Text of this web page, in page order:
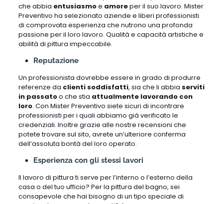
che abbia entusiasmoe amoreper il suo lavoro. Mister
Preventivo ha selezionato aziende e liberi professionisti
di comprovata esperienza che nutrono una profonda
passione per il loro lavoro. Qualità e capacità artistiche e
abilità di pittura impeccabile.
Reputazione
Un professionista dovrebbe essere in grado di produrre
referenze da clienti soddisfatti, sia che li abbia serviti
in passatoo che stia attualmente lavorando con
loro. Con Mister Preventivo siete sicuri di incontrare
professionisti per i quali abbiamo già verificato le
credenziali. Inoltre grazie alle nostre recensioni che
potete trovare sul sito, avrete un’ulteriore conferma
dell’assoluta bontà del loro operato.
Esperienza con gli stessi lavori
Il lavoro di pittura ti serve per l’interno o l’esterno della
casa o del tuo ufficio? Per la pittura del bagno, sei
consapevole che hai bisogno di un tipo speciale di